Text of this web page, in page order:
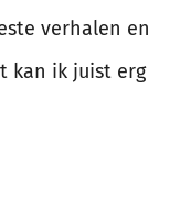
verhalen en
kan ik juist erg